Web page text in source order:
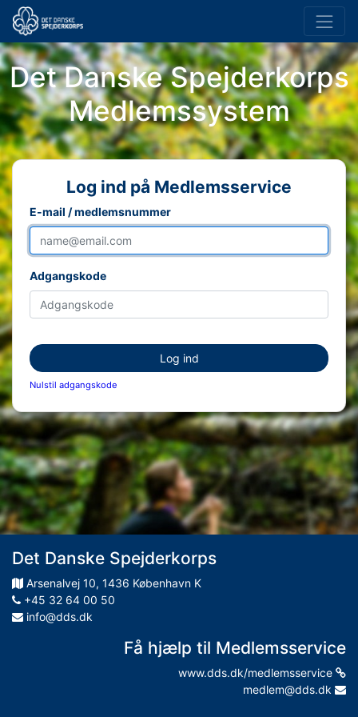
Det Danske Spejderkorps
Medlemssystem
Log ind på Medlemsservice
E-mail / medlemsnummer
Adgangskode
Log ind
Nulstil adgangskode
Det Danske Spejderkorps
Arsenalvej 10, 1436 København K
+45 32 64 00 50
info@dds.dk
Få hjælp til Medlemsservice
www.dds.dk/medlemsservice
medlem@dds.dk